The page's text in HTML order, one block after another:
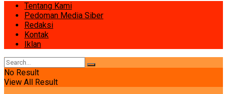
Tentang Kami
Pedoman Media Siber
Redaksi
Kontak
Iklan
No Result
View All Result